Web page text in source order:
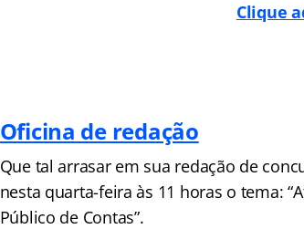
Clique
Oficina de redação
Que tal arrasar em sua redação de
nesta quarta-feira às 11 horas o tema:
Público de Contas”.